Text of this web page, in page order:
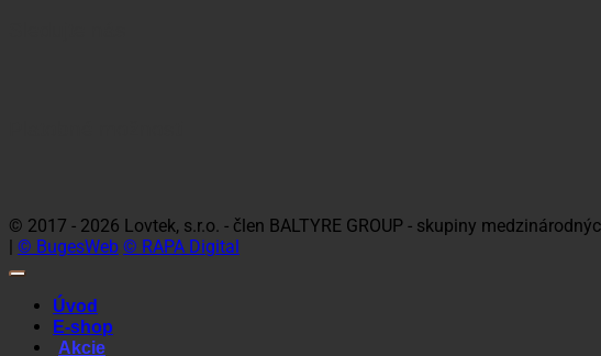
© 2017 - 2026 Lovtek, s.r.o. - člen BALTYRE GROUP - skupiny
© BugesWeb © RAPA Digital
Úvod
E-shop
Akcie